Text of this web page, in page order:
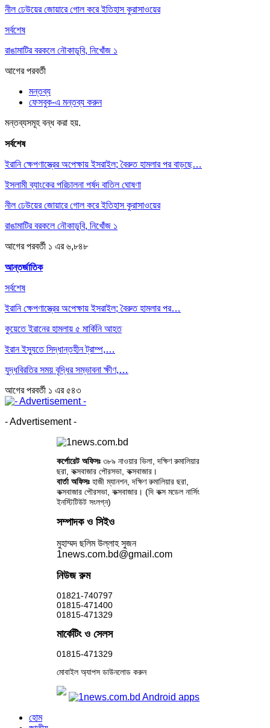
নীল ঢেউয়ের জোয়ারে গোল করে ইতিহাস কুরাসাওয়ের
সর্বশেষ
রাঙামাটির বরকলে নৌকাডুবি, নিখোঁজ ১
আগেরপরবর্তী
মন্তব্য
ফেসবুক-এ মন্তব্য করুন
মন্তব্যসমূহ বন্ধ করা হয়.
সর্বশেষ
ইরানি ক্ষেপণাস্ত্রের অপেক্ষায় ইসরাইল; বৈরুত হামলার পর বাড়ছে…
ইসলামী ব্যাংকের পরিচালনা পর্ষদ বাতিল ঘোষণা
নীল ঢেউয়ের জোয়ারে গোল করে ইতিহাস কুরাসাওয়ের
রাঙামাটির বরকলে নৌকাডুবি, নিখোঁজ ১
আগেরপরবর্তী ১ এর ৬,৮৪৮
আন্তর্জাতিক
সর্বশেষ
ইরানি ক্ষেপণাস্ত্রের অপেক্ষায় ইসরাইল; বৈরুত হামলার পর…
কুয়েতে ইরানের হামলায় ৫ মার্কিনি আহত
ইরান ইস্যুতে সিদ্ধান্তহীন ট্রাম্প,…
যুদ্ধবিরতির সময় বৃদ্ধির সম্ভাবনা ক্ষীণ,…
আগেরপরবর্তী ১ এর ৫৪৩
- Advertisement -
কর্পোরেট অফিসঃ ৩৮৯ নাওয়ার ভিলা, দক্ষিণ রুমালিয়ার
ছরা, কক্সবাজার পৌরসভা, কক্সবাজার।
বার্তা অফিসঃহাজী ম্যানশন, দক্ষিণ রুমালিয়ার ছরা,
কক্সবাজার পৌরসভা, কক্সবাজার। (দি কক্স মডেল নার্সিং
ইনস্টিটিউট সংলগ্ন)
সম্পাদক ও সিইও
মুহাম্মদ ছলিম উল্লাহ সুজন
1news.com.bd@gmail.com
নিউজ রুম
01821-740797
01815-471400
01815-471329
মার্কেটিং ও সেলস
01815-471329
মোবাইল অ্যাপস ডাউনলোড করুন
হোম